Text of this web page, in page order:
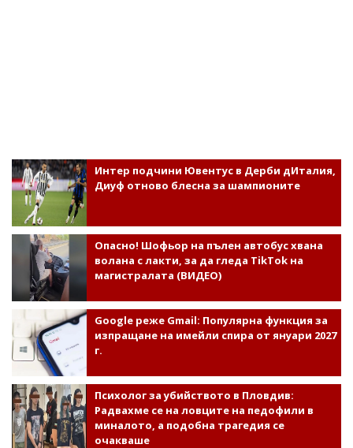
Интер подчини Ювентус в Дерби дИталия,
Диуф отново блесна за шампионите
Опасно! Шофьор на пълен автобус хвана
волана с лакти, за да гледа TikTok на
магистралата (ВИДЕО)
Google реже Gmail: Популярна функция за
изпращане на имейли спира от януари 2027
г.
Психолог за убийството в Пловдив:
Радвахме се на ловците на педофили в
миналото, а подобна трагедия се
очакваше